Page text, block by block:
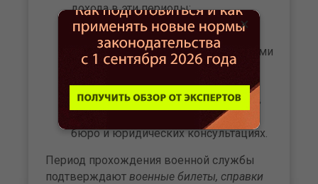
дохода в эти периоды;
справки о доходах по форме 2-
НДФЛ, представляемые налоговыми
агентами о доходах, в частности,
адвокатов, осуществляющих
профессиональную деятельность в
коллегиях адвокатов, адвокатских
бюро и юридических консультациях.
Период прохождения военной службы
подтверждают военные билеты, справки
×